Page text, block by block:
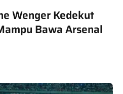
Wenger Kedekut
Bawa Arsenal